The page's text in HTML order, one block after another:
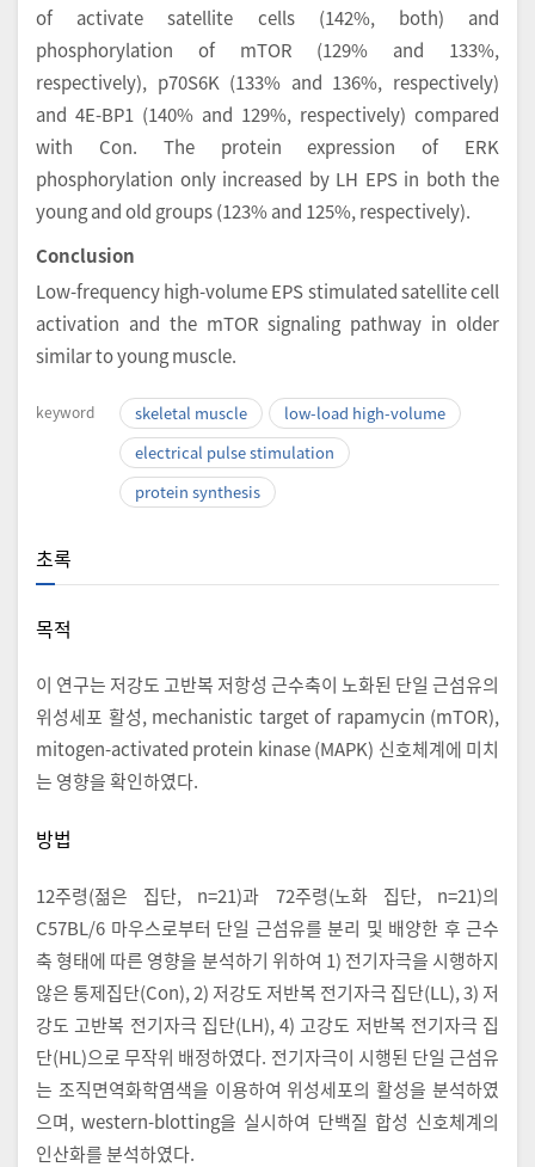
of activate satellite cells (142%, both) and
phosphorylation of mTOR (129% and 133%,
respectively), p70S6K (133% and 136%, respectively)
and 4E-BP1 (140% and 129%, respectively) compared
with Con. The protein expression of ERK
phosphorylation only increased by LH EPS in both the
young and old groups (123% and 125%, respectively).
Conclusion
Low-frequency high-volume EPS stimulated satellite cell
activation and the mTOR signaling pathway in older
similar to young muscle.
keyword skeletal muscle
low-load high-volume
electrical pulse stimulation
protein synthesis
초록
목적
이 연구는 저강도 고반복 저항성 근수축이 노화된 단일 근섬유의
위성세포 활성, mechanistic target of rapamycin (mTOR),
mitogen-activated protein kinase (MAPK) 신호체계에 미치
는 영향을 확인하였다.
방법
12주령(젊은 집단, n=21)과 72주령(노화 집단, n=21)의
C57BL/6 마우스로부터 단일 근섬유를 분리 및 배양한 후 근수
축 형태에 따른 영향을 분석하기 위하여 1) 전기자극을 시행하지
않은 통제집단(Con), 2) 저강도 저반복 전기자극 집단(LL), 3) 저
강도 고반복 전기자극 집단(LH), 4) 고강도 저반복 전기자극 집
단(HL)으로 무작위 배정하였다. 전기자극이 시행된 단일 근섬유
는 조직면역화학염색을 이용하여 위성세포의 활성을 분석하였
으며, western-blotting을 실시하여 단백질 합성 신호체계의
인산화를 분석하였다.